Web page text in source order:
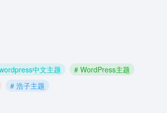
中文主题
# WordPress主题
# 浩子主题